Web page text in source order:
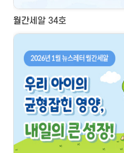
월간세알 34호